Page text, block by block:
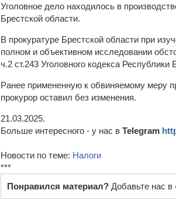
Уголовное дело находилось в
Брестской области.
В прокуратуре Брестской области при
полном и объективном исследовании
ч.2 ст.243 Уголовного кодекса Республики
Ранее примененную к обвиняемому меру
прокурор оставил без изменения.
21.03.2025.
Больше интересного - у нас в Telegram
Новости по теме: Налоги
***
Понравился материал? Добавьте нас